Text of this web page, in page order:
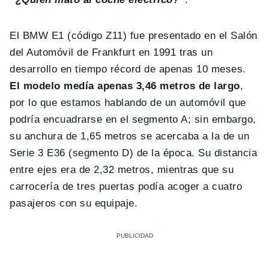
El BMW E1 (código Z11) fue presentado en el Salón
del Automóvil de Frankfurt en 1991 tras un
desarrollo en tiempo récord de apenas 10 meses.
El modelo medía apenas 3,46 metros de largo,
por lo que estamos hablando de un automóvil que
podría encuadrarse en el segmento A; sin embargo,
su anchura de 1,65 metros se acercaba a la de un
Serie 3 E36 (segmento D) de la época. Su distancia
entre ejes era de 2,32 metros, mientras que su
carrocería de tres puertas podía acoger a cuatro
pasajeros con su equipaje.